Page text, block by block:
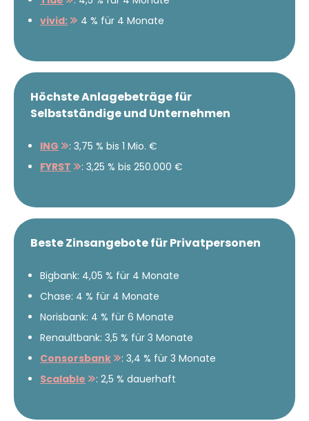
vivid:
4 % für 4 Monate
Höchste Anlagebeträge für
Selbstständige und Unternehmen
ING
: 3,75 % bis 1 Mio. €
FYRST
: 3,25 % bis 250.000 €
Beste Zinsangebote für Privatpersonen
Bigbank: 4,05 % für 4 Monate
Chase: 4 % für 4 Monate
Norisbank: 4 % für 6 Monate
Renaultbank: 3,5 % für 3 Monate
Consorsbank
: 3,4 % für 3 Monate
Scalable
: 2,5 % dauerhaft